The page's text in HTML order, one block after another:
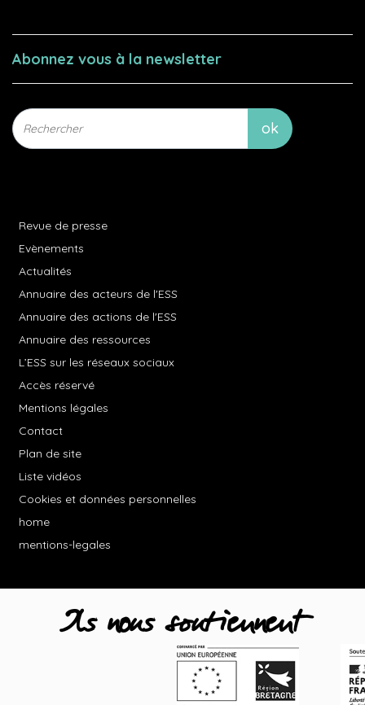
Abonnez vous à la newsletter
Revue de presse
Evènements
Actualités
Annuaire des acteurs de l'ESS
Annuaire des actions de l'ESS
Annuaire des ressources
L’ESS sur les réseaux sociaux
Accès réservé
Mentions légales
Contact
Plan de site
Liste vidéos
Cookies et données personnelles
home
mentions-legales
Ils nous soutiennent